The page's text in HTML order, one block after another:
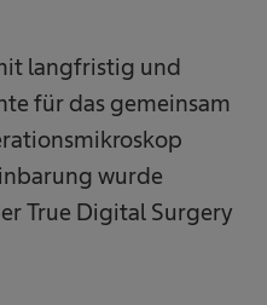
langfristig und
für das gemeinsam
wurde
True Digital Surgery